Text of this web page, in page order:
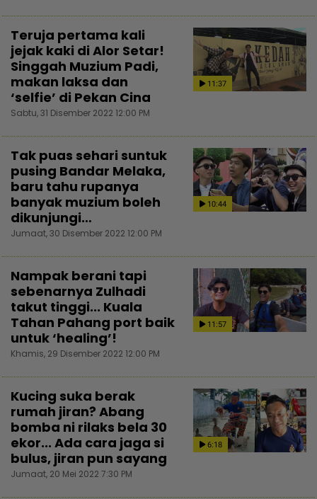
11:37
Teruja pertama kali
jejak kaki di Alor Setar!
Singgah Muzium Padi,
makan laksa dan
‘selfie’ di Pekan Cina
Sabtu, 31 Disember 2022 12:00 PM
10:44
Tak puas sehari suntuk
pusing Bandar Melaka,
baru tahu rupanya
banyak muzium boleh
dikunjungi…
Jumaat, 30 Disember 2022 12:00 PM
11:57
Nampak berani tapi
sebenarnya Zulhadi
takut tinggi... Kuala
Tahan Pahang port baik
untuk ‘healing’!
Khamis, 29 Disember 2022 12:00 PM
6:18
Kucing suka berak
rumah jiran? Abang
bomba ni rilaks bela 30
ekor... Ada cara jaga si
bulus, jiran pun sayang
Jumaat, 20 Mei 2022 7:30 PM